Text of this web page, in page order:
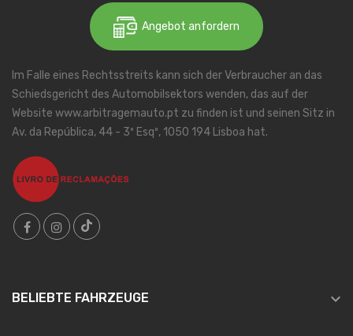
Angebot anfordern
Im Falle eines Rechtsstreits kann sich der Verbraucher an das
Schiedsgericht des Automobilsektors wenden, das auf der
Website www.arbitragemauto.pt zu finden ist und seinen Sitz in
Av. da República, 44 - 3º Esqº, 1050 194 Lisboa hat.
BELIEBTE FAHRZEUGE 